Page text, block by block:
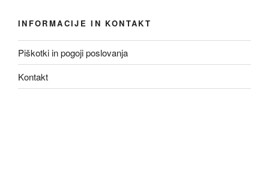
INFORMACIJE IN KONTAKT
Piškotki in pogoji poslovanja
Kontakt